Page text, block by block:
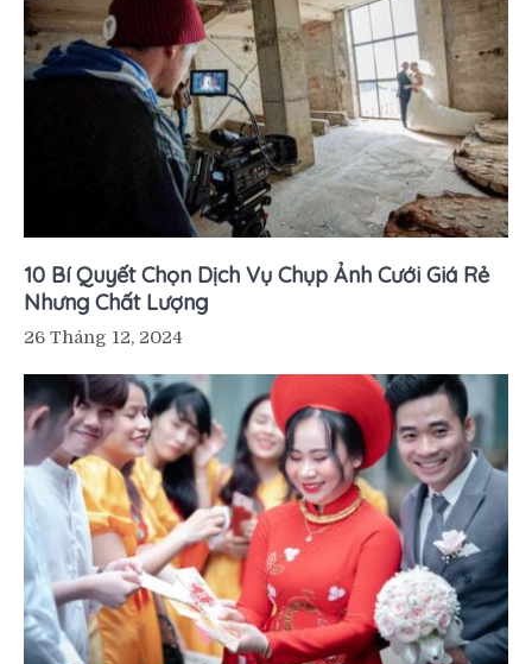
10 Bí Quyết Chọn Dịch Vụ Chụp Ảnh Cưới Giá Rẻ
Nhưng Chất Lượng
26 Tháng 12, 2024